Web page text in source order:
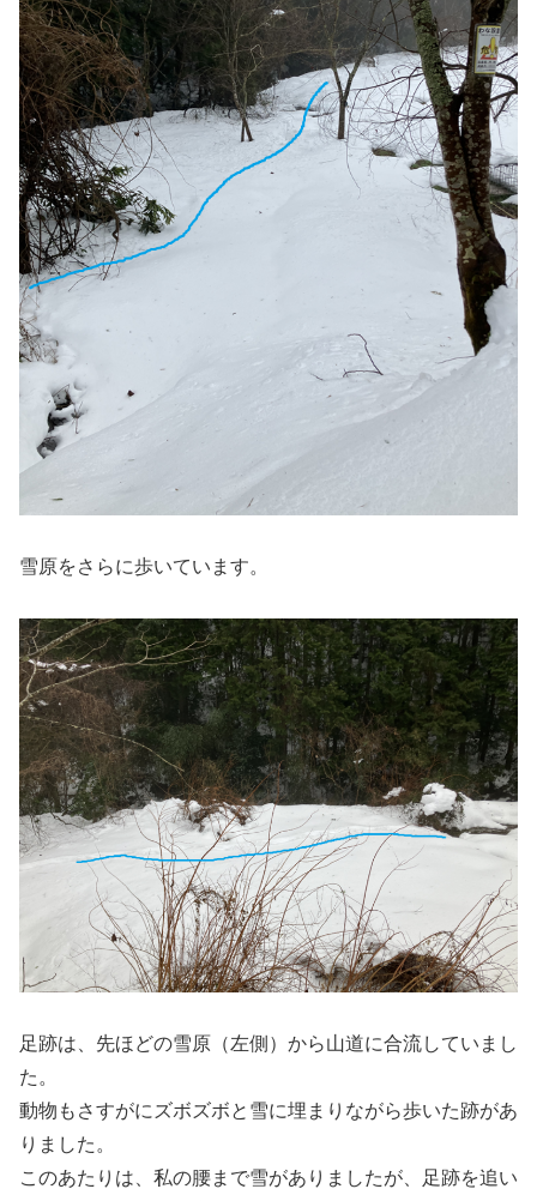
雪原をさらに歩いています。
足跡は、先ほどの雪原（左側）から山道に合流していまし
た。
動物もさすがにズボズボと雪に埋まりながら歩いた跡があ
りました。
このあたりは、私の腰まで雪がありましたが、足跡を追い